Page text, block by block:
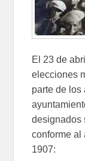
El 23 de
elecciones
parte de los
designados
conforme al
1907: